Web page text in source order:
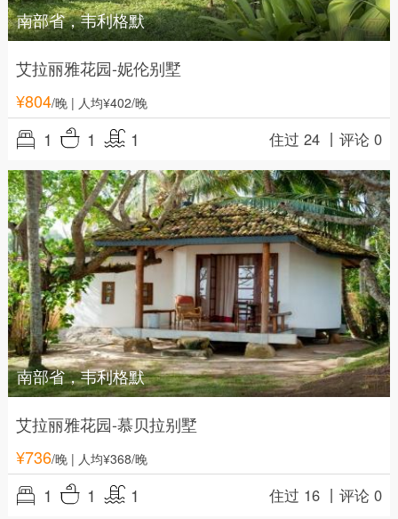
南部省，韦利格默
艾拉丽雅花园-妮伦别墅
¥804/晚| 人均¥402/晚
1 1 1 住过 24 丨评论 0
南部省，韦利格默
艾拉丽雅花园-慕贝拉别墅
¥736/晚| 人均¥368/晚
1 1 1 住过 16 丨评论 0